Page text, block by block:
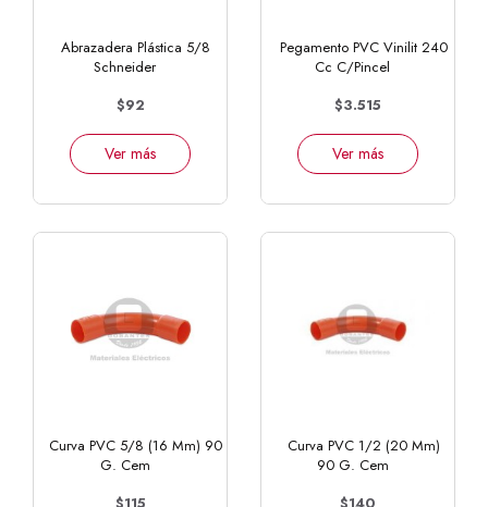
Abrazadera Plástica 5/8
Schneider
$92
Ver más
Pegamento PVC Vinilit 240
Cc C/Pincel
$3.515
Ver más
Curva PVC 5/8 (16 Mm) 90
G. Cem
Curva PVC 1/2 (20 Mm)
90 G. Cem